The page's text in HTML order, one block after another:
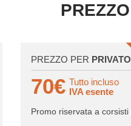
PREZZO
PREZZO PER PRIVATO
70€ Tutto incluso
IVA esente
Promo riservata a corsisti